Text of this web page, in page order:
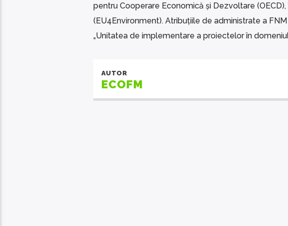
pentru Cooperare Economică și Dezvoltare
(EU4Environment). Atribuțiile de administrate a
„Unitatea de implementare a proiectelor în
AUTOR
ECOFM